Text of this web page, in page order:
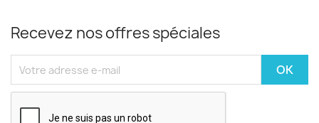
Recevez nos offres spéciales